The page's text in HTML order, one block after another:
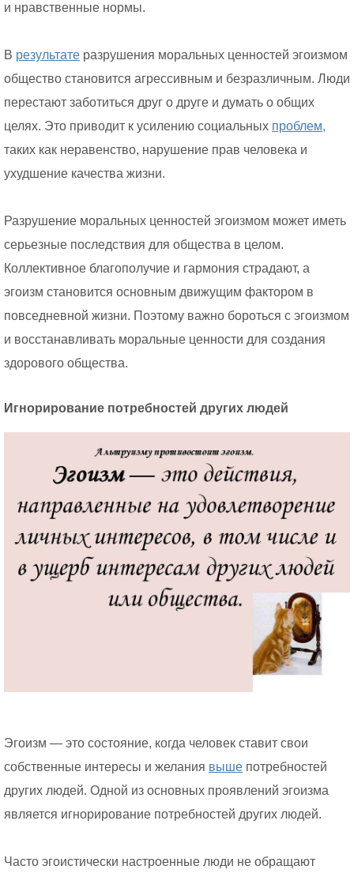
и нравственные нормы.
В результате разрушения моральных ценностей эгоизмом
общество становится агрессивным и безразличным. Люди
перестают заботиться друг о друге и думать о общих
целях. Это приводит к усилению социальных проблем,
таких как неравенство, нарушение прав человека и
ухудшение качества жизни.
Разрушение моральных ценностей эгоизмом может иметь
серьезные последствия для общества в целом.
Коллективное благополучие и гармония страдают, а
эгоизм становится основным движущим фактором в
повседневной жизни. Поэтому важно бороться с эгоизмом
и восстанавливать моральные ценности для создания
здорового общества.
Игнорирование потребностей других людей
Эгоизм — это состояние, когда человек ставит свои
собственные интересы и желания выше потребностей
других людей. Одной из основных проявлений эгоизма
является игнорирование потребностей других людей.
Часто эгоистически настроенные люди не обращают